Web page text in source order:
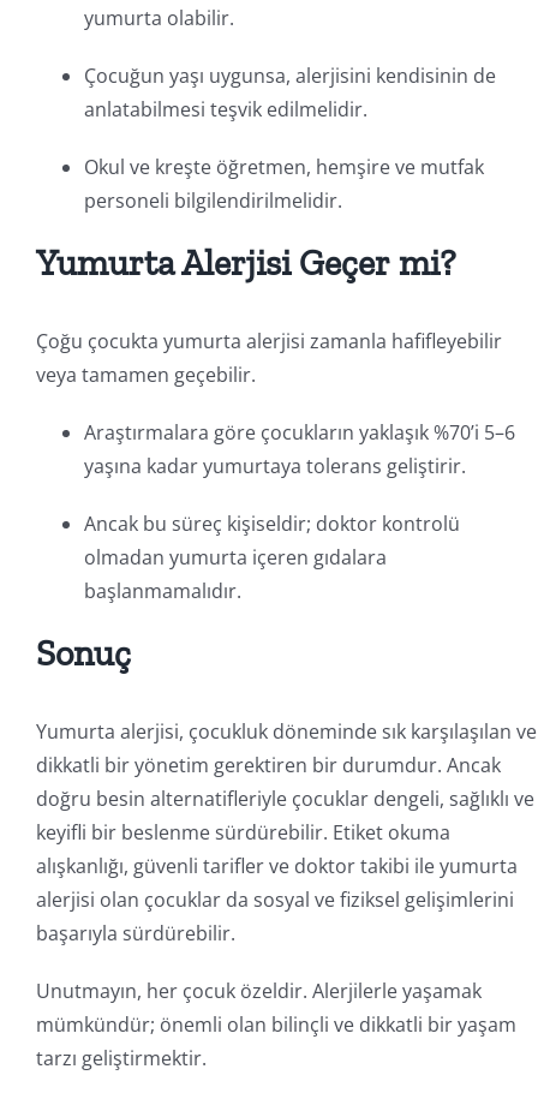
yumurta olabilir.
Çocuğun yaşı uygunsa, alerjisini kendisinin de
anlatabilmesi teşvik edilmelidir.
Okul ve kreşte öğretmen, hemşire ve mutfak
personeli bilgilendirilmelidir.
Yumurta Alerjisi Geçer mi?
Çoğu çocukta yumurta alerjisi zamanla hafifleyebilir
veya tamamen geçebilir.
Araştırmalara göre çocukların yaklaşık %70’i 5–6
yaşına kadar yumurtaya tolerans geliştirir.
Ancak bu süreç kişiseldir; doktor kontrolü
olmadan yumurta içeren gıdalara
başlanmamalıdır.
Sonuç
Yumurta alerjisi, çocukluk döneminde sık karşılaşılan ve
dikkatli bir yönetim gerektiren bir durumdur. Ancak
doğru besin alternatifleriyle çocuklar dengeli, sağlıklı ve
keyifli bir beslenme sürdürebilir. Etiket okuma
alışkanlığı, güvenli tarifler ve doktor takibi ile yumurta
alerjisi olan çocuklar da sosyal ve fiziksel gelişimlerini
başarıyla sürdürebilir.
Unutmayın, her çocuk özeldir. Alerjilerle yaşamak
mümkündür; önemli olan bilinçli ve dikkatli bir yaşam
tarzı geliştirmektir.